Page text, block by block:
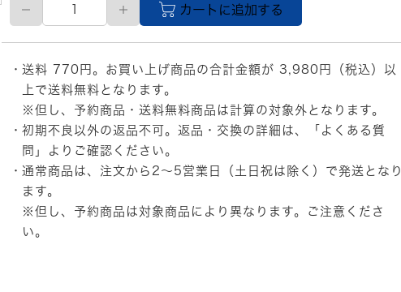
ジ
ュ
ン)
ヒ
ー
リ
ン
グ
イ
ジ
ェ
ル
カートに追加する
送料 770円。お買い上げ商品の合計金額が 3,980円（税込）以
上で送料無料となります。
※但し、予約商品・送料無料商品は計算の対象外となります。
初期不良以外の返品不可。返品・交換の詳細は、
「よくある質
問」
よりご確認ください。
通常商品は、注文から2～5営業日（土日祝は除く）で発送となり
ます。
※但し、予約商品は対象商品により異なります。ご注意くださ
い。